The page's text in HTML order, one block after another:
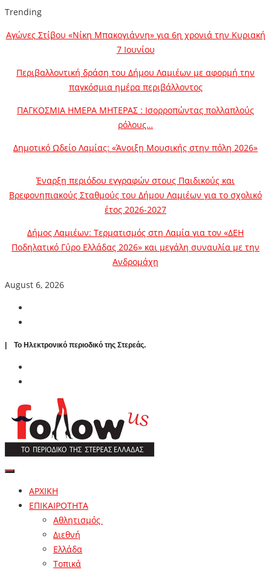
Trending
Αγώνες Στίβου «Νίκη Μπακογιάννη» για 6η χρονιά την Κυριακή
7 Ιουνίου
Περιβαλλοντική δράση του Δήμου Λαμιέων με αφορμή την
παγκόσμια ημέρα περιβάλλοντος
ΠΑΓΚΟΣΜΙΑ ΗΜΕΡΑ ΜΗΤΕΡΑΣ : Ισορροπώντας πολλαπλούς
ρόλους…
Δημοτικό Ωδείο Λαμίας: «Άνοιξη Μουσικής στην πόλη 2026»
Έναρξη περιόδου εγγραφών στους Παιδικούς και
Βρεφονηπιακούς Σταθμούς του Δήμου Λαμιέων για το σχολικό
έτος 2026-2027
Δήμος Λαμιέων: Τερματισμός στη Λαμία για τον «ΔΕΗ
Ποδηλατικό Γύρο Ελλάδας 2026» και μεγάλη συναυλία με την
Ανδρομάχη
August 6, 2026
| To Ηλεκτρονικό περιοδικό της Στερεάς.
ΑΡΧΙΚΗ
ΕΠΙΚΑΙΡΟΤΗΤΑ
Αθλητισμός
Διεθνή
Ελλάδα
Τοπικά